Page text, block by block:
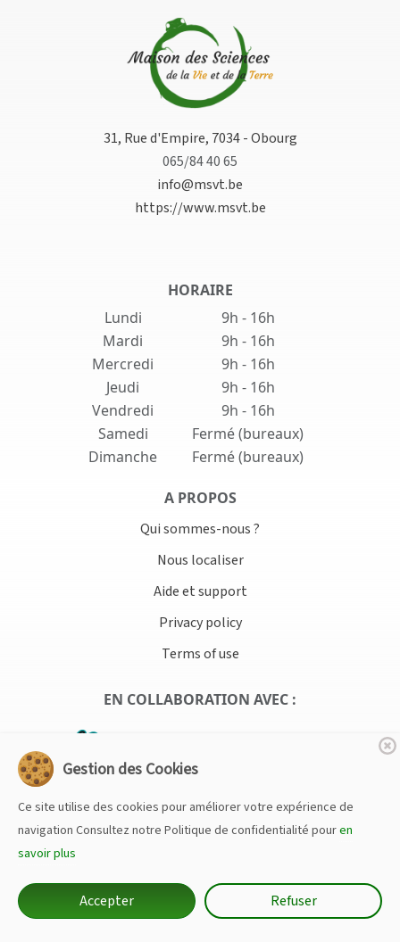
31, Rue d'Empire, 7034 - Obourg
065/84 40 65
info@msvt.be
https://www.msvt.be
HORAIRE
Lundi
9h - 16h
Mardi
9h - 16h
Mercredi
9h - 16h
Jeudi
9h - 16h
Vendredi
9h - 16h
Samedi
Fermé (bureaux)
Dimanche
Fermé (bureaux)
A PROPOS
Qui sommes-nous ?
Nous localiser
Aide et support
Privacy policy
Terms of use
EN COLLABORATION AVEC :
© 2026 Copyright :ASBL - Maison des Sciences de la Vie et de la
Gestion des Cookies
Ce site utilise des cookies pour améliorer votre expérience de
navigation Consultez notre Politique de confidentialité pouren
savoir plus
Accepter Refuser